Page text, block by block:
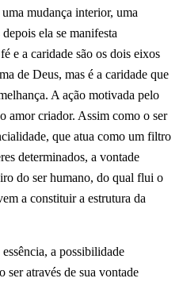
mudança interior, uma
ela se manifesta
e a caridade são os dois eixos
de Deus, mas é a caridade que
A ação motivada pelo
amor criador. Assim como o ser
que atua como um filtro
determinados, a vontade
do ser humano, do qual flui o
a constituir a estrutura da
a possibilidade
ser através de sua vontade